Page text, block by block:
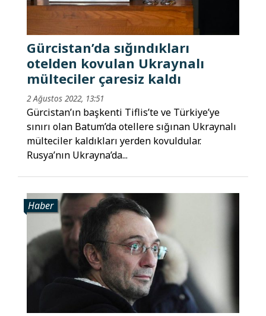
Gürcistan’da sığındıkları
otelden kovulan Ukraynalı
mülteciler çaresiz kaldı
2 Ağustos 2022, 13:51
Gürcistan’ın başkenti Tiflis’te ve Türkiye’ye
sınırı olan Batum’da otellere sığınan Ukraynalı
mülteciler kaldıkları yerden kovuldular.
Rusya’nın Ukrayna’da...
Haber